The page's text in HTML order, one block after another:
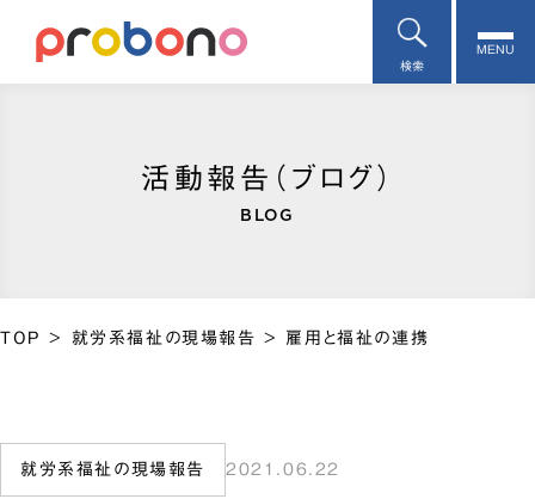
検索
MENU
活動報告（ブログ）
BLOG
TOP > 就労系福祉の現場報告 > 雇用と福祉の連携
就労系福祉の現場報告 2021.06.22